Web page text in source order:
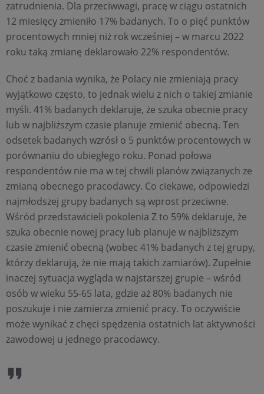
zatrudnienia. Dla przeciwwagi, pracę w ciągu ostatnich
12 miesięcy zmieniło 17% badanych. To o pięć punktów
procentowych mniej niż rok wcześniej – w marcu 2022
roku taką zmianę deklarowało 22% respondentów.
Choć z badania wynika, że Polacy nie zmieniają pracy
wyjątkowo często, to jednak wielu z nich o takiej zmianie
myśli. 41% badanych deklaruje, że szuka obecnie pracy
lub w najbliższym czasie planuje zmienić obecną. Ten
odsetek badanych wzrósł o 5 punktów procentowych w
porównaniu do ubiegłego roku. Ponad połowa
respondentów nie ma w tej chwili planów związanych ze
zmianą obecnego pracodawcy. Co ciekawe, odpowiedzi
najmłodszej grupy badanych są wprost przeciwne.
Wśród przedstawicieli pokolenia Z to 59% deklaruje, że
szuka obecnie nowej pracy lub planuje w najbliższym
czasie zmienić obecną (wobec 41% badanych z tej grupy,
którzy deklarują, że nie mają takich zamiarów). Zupełnie
inaczej sytuacja wygląda w najstarszej grupie – wśród
osób w wieku 55-65 lata, gdzie aż 80% badanych nie
poszukuje i nie zamierza zmienić pracy. To oczywiście
może wynikać z chęci spędzenia ostatnich lat aktywności
zawodowej u jednego pracodawcy.